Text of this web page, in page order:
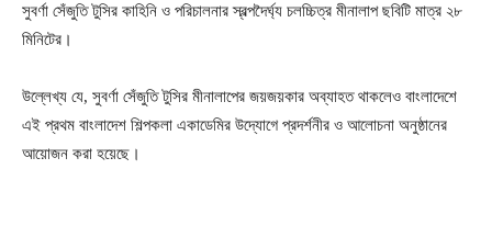
সুবর্ণা সেঁজুতি টুসির কাহিনি ও পরিচালনার স্বল্পদৈর্ঘ্য চলচ্চিত্র মীনালাপ ছবিটি মাত্র ২৮
মিনিটের।
উল্লেখ্য যে, সুবর্ণা সেঁজুতি টুসির মীনালাপের জয়জয়কার অব্যাহত থাকলেও বাংলাদেশে
এই প্রথম বাংলাদেশ শিল্পকলা একাডেমির উদ্যোগে প্রদর্শনীর ও আলোচনা অনুষ্ঠানের
আয়োজন করা হয়েছে।